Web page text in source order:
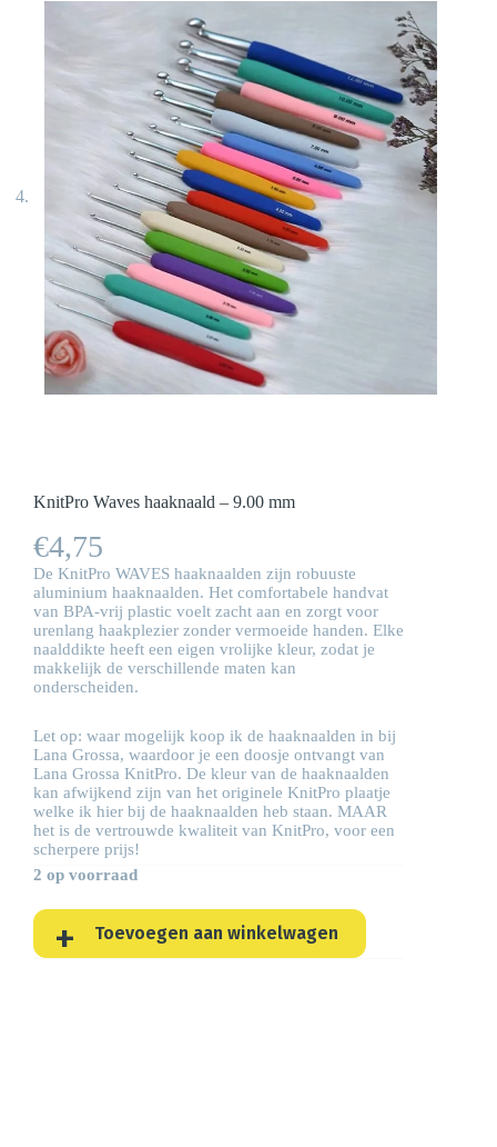
KnitPro Waves haaknaald – 9.00 mm
€4,75
De KnitPro WAVES haaknaalden zijn robuuste
aluminium haaknaalden. Het comfortabele handvat
van BPA-vrij plastic voelt zacht aan en zorgt voor
urenlang haakplezier zonder vermoeide handen. Elke
naalddikte heeft een eigen vrolijke kleur, zodat je
makkelijk de verschillende maten kan
onderscheiden.
Let op: waar mogelijk koop ik de haaknaalden in bij
Lana Grossa, waardoor je een doosje ontvangt van
Lana Grossa KnitPro. De kleur van de haaknaalden
kan afwijkend zijn van het originele KnitPro plaatje
welke ik hier bij de haaknaalden heb staan. MAAR
het is de vertrouwde kwaliteit van KnitPro, voor een
scherpere prijs!
2 op voorraad
Toevoegen aan winkelwagen